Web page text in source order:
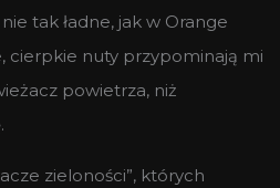
tak ładne, jak w Orange
cierpkie nuty przypominają mi
powietrza, niż
zieloności”, których